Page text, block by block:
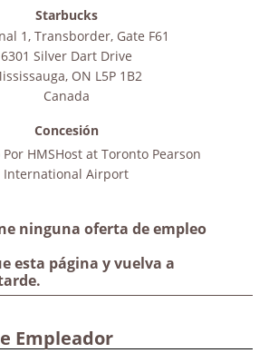
ninguna oferta de empleo
esta página y vuelva a
Starbucks
1, Transborder, Gate F61
6301 Silver Dart Drive
, ON L5P 1B2
Canada
Concesión
Por HMSHost at Toronto Pearson
International Airport
Empleador